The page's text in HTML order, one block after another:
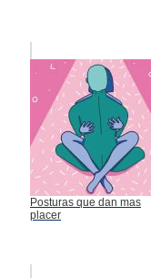
Posturas que dan mas
placer